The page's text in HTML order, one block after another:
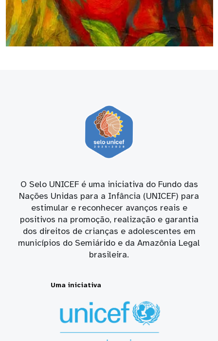
O Selo UNICEF é uma iniciativa do Fundo das
Nações Unidas para a Infância (UNICEF) para
estimular e reconhecer avanços reais e
positivos na promoção, realização e garantia
dos direitos de crianças e adolescentes em
municípios do Semiárido e da Amazônia Legal
brasileira.
Uma iniciativa